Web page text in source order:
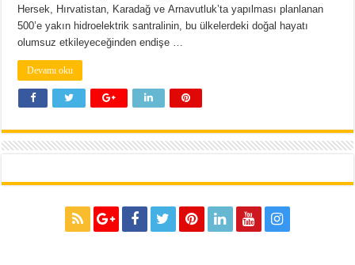
Hersek, Hırvatistan, Karadağ ve Arnavutluk’ta yapılması planlanan
500’e yakın hidroelektrik santralinin, bu ülkelerdeki doğal hayatı
olumsuz etkileyeceğinden endişe …
Devamı oku